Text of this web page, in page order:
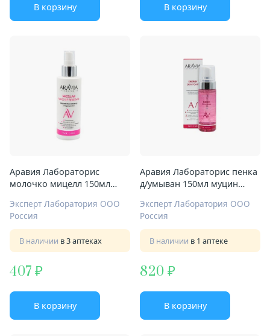
В корзину В корзину
Аравия Лабораторис
молочко мицелл 150мл
Эксперт Лаборатория ООО
Россия
В наличии в 3 аптеках
407
В корзину
Аравия Лабораторис пенка
д/умыван 150мл муцин
Эксперт Лаборатория ООО
Россия
В наличии в 1 аптеке
820
В корзину